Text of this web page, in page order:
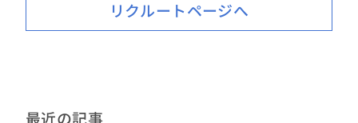
リクルートページへ